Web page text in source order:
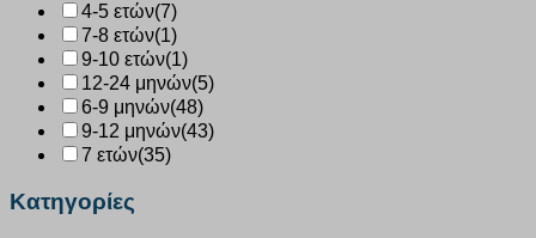
4-5 ετών(7)
7-8 ετών(1)
9-10 ετών(1)
12-24 μηνών(5)
6-9 μηνών(48)
9-12 μηνών(43)
7 ετών(35)
Κατηγορίες